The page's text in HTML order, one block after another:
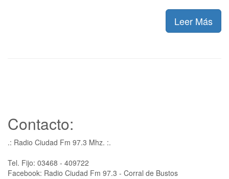
Leer Más
Contacto:
.: Radio Ciudad Fm 97.3 Mhz. :.
Tel. Fijo: 03468 - 409722
Facebook: Radio Ciudad Fm 97.3 - Corral de Bustos